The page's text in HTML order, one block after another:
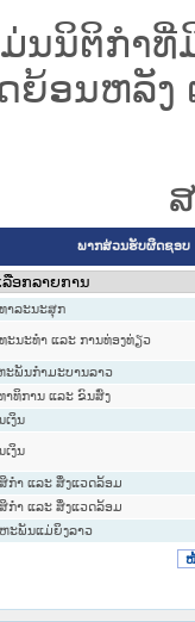
ມ່ນນິຕິກໍາ
ອນຫລັງ
ພາກສ່ວນຮັບຜິດຊອບ
າລະນະສຸກ
ະນະທຳ ແລະ ການທ່ອງທ່ຽວ
ະພັນກຳມະບານລາວ
າທິການ ແລະ ຂົນສົ່ງ
ເງິນ
ເງິນ
ກຳ ແລະ ສິ່ງແວດລ້ອມ
ກຳ ແລະ ສິ່ງແວດລ້ອມ
ະພັນແມ່ຍິງລາວ